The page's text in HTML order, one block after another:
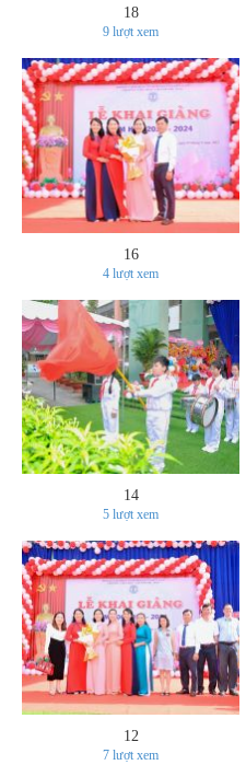
18
9 lượt xem
16
4 lượt xem
14
5 lượt xem
12
7 lượt xem